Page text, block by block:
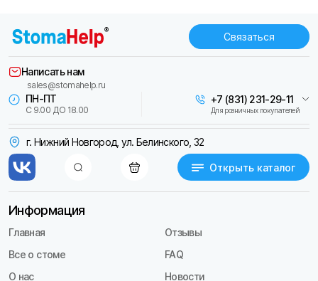
Связаться
г. Нижний Новгород, ул. Белинского, 32
Открыть каталог
ПН-ПТ
С 9.00 ДО 18.00
+7 (831) 231-29-11
Для розничных покупателей
Написать нам
sales@stomahelp.ru
Информация
Главная
Все о стоме
О нас
Отзывы
FAQ
Новости